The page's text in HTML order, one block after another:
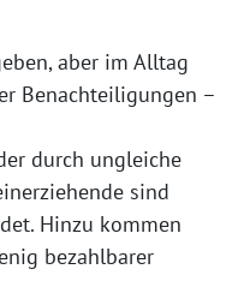
aber im Alltag
Benachteiligungen –
durch ungleiche
sind
Hinzu kommen
bezahlbarer